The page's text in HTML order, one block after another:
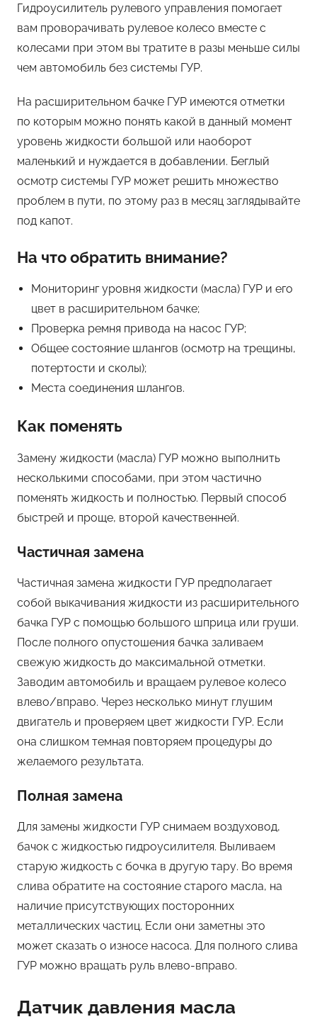
Гидроусилитель рулевого управления помогает
вам проворачивать рулевое колесо вместе с
колесами при этом вы тратите в разы меньше силы
чем автомобиль без системы ГУР.
На расширительном бачке ГУР имеются отметки
по которым можно понять какой в данный момент
уровень жидкости большой или наоборот
маленький и нуждается в добавлении. Беглый
осмотр системы ГУР может решить множество
проблем в пути, по этому раз в месяц заглядывайте
под капот.
На что обратить внимание?
Мониторинг уровня жидкости (масла) ГУР и его
цвет в расширительном бачке;
Проверка ремня привода на насос ГУР;
Общее состояние шлангов (осмотр на трещины,
потертости и сколы);
Места соединения шлангов.
Как поменять
Замену жидкости (масла) ГУР можно выполнить
несколькими способами, при этом частично
поменять жидкость и полностью. Первый способ
быстрей и проще, второй качественней.
Частичная замена
Частичная замена жидкости ГУР предполагает
собой выкачивания жидкости из расширительного
бачка ГУР с помощью большого шприца или груши.
После полного опустошения бачка заливаем
свежую жидкость до максимальной отметки.
Заводим автомобиль и вращаем рулевое колесо
влево/вправо. Через несколько минут глушим
двигатель и проверяем цвет жидкости ГУР. Если
она слишком темная повторяем процедуры до
желаемого результата.
Полная замена
Для замены жидкости ГУР снимаем воздуховод,
бачок с жидкостью гидроусилителя. Выливаем
старую жидкость с бочка в другую тару. Во время
слива обратите на состояние старого масла, на
наличие присутствующих посторонних
металлических частиц. Если они заметны это
может сказать о износе насоса. Для полного слива
ГУР можно вращать руль влево-вправо.
Датчик давления масла